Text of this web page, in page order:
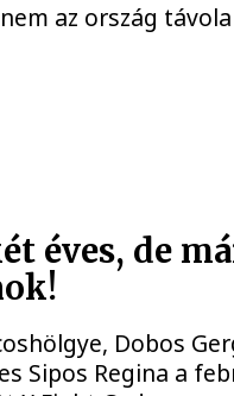
az ország
éves, de
Dobos
Sipos Regina a